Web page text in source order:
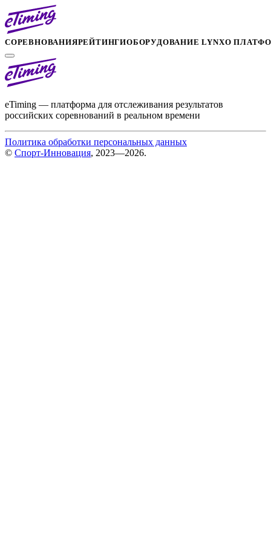
СОРЕВНОВАНИЯРЕЙТИНГИОБОРУДОВАНИЕ LYNXО
eTiming — платформа для отслеживания результатов
российских соревнований в реальном времени
Политика обработки персональных данных
© Спорт-Инновация, 2023—2026.